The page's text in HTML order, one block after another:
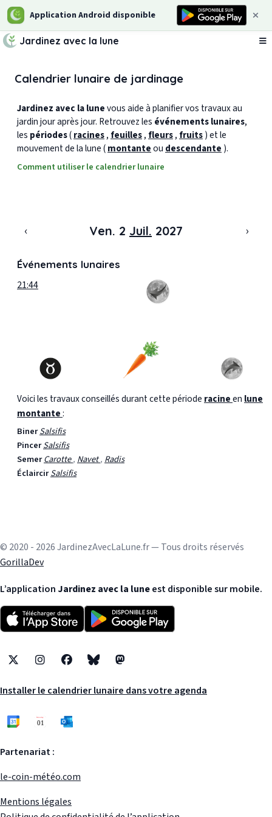
Application Android disponible
Jardinez avec la lune
Calendrier lunaire de jardinage
Jardinez avec la lunevous aide à planifier vos travaux au
jardin jour après jour. Retrouvez les événements lunaires,
les périodes(racines, feuilles, fleurs, fruits) et le
mouvement de la lune (montanteou descendante ).
Comment utiliser le calendrier lunaire
‹ Ven. 2 Juil. 2027 ›
Événements lunaires
21:44
Voici les travaux conseillés durant cette période racineen lune
montante:
BinerSalsifis
PincerSalsifis
SemerCarotte,Navet,Radis
ÉclaircirSalsifis
© 2020 - 2026 JardinezAvecLaLune.fr — Tous droits réservés
GorillaDev
L’application Jardinez avec la luneest disponible sur mobile.
X InstagramFacebookBlueskyMastodon
Installer le calendrier lunaire dans votre agenda
Partenariat :
le-coin-météo.com
Mentions légales